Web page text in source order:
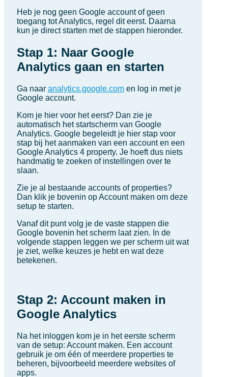
Heb je nog geen Google account of geen
toegang tot Analytics, regel dit eerst. Daarna
kun je direct starten met de stappen hieronder.
Stap 1: Naar Google
Analytics gaan en starten
Ga naar analytics.google.com en log in met je
Google account.
Kom je hier voor het eerst? Dan zie je
automatisch het startscherm van Google
Analytics. Google begeleidt je hier stap voor
stap bij het aanmaken van een account en een
Google Analytics 4 property. Je hoeft dus niets
handmatig te zoeken of instellingen over te
slaan.
Zie je al bestaande accounts of properties?
Dan klik je bovenin op Account maken om deze
setup te starten.
Vanaf dit punt volg je de vaste stappen die
Google bovenin het scherm laat zien. In de
volgende stappen leggen we per scherm uit wat
je ziet, welke keuzes je hebt en wat deze
betekenen.
Stap 2: Account maken in
Google Analytics
Na het inloggen kom je in het eerste scherm
van de setup: Account maken. Een account
gebruik je om één of meerdere properties te
beheren, bijvoorbeeld meerdere websites of
apps.